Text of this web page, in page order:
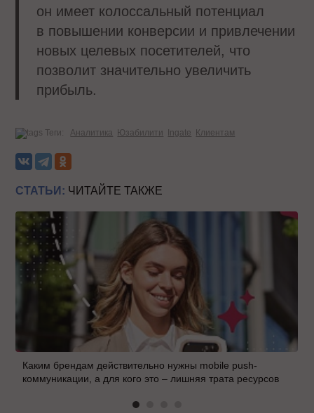
он имеет колоссальный потенциал
в повышении конверсии и привлечении
новых целевых посетителей, что
позволит значительно увеличить
прибыль.
Теги: Аналитика Юзабилити Ingate Клиентам
СТАТЬИ: ЧИТАЙТЕ ТАКЖЕ
Каким брендам действительно нужны mobile push-
коммуникации, а для кого это – лишняя трата ресурсов